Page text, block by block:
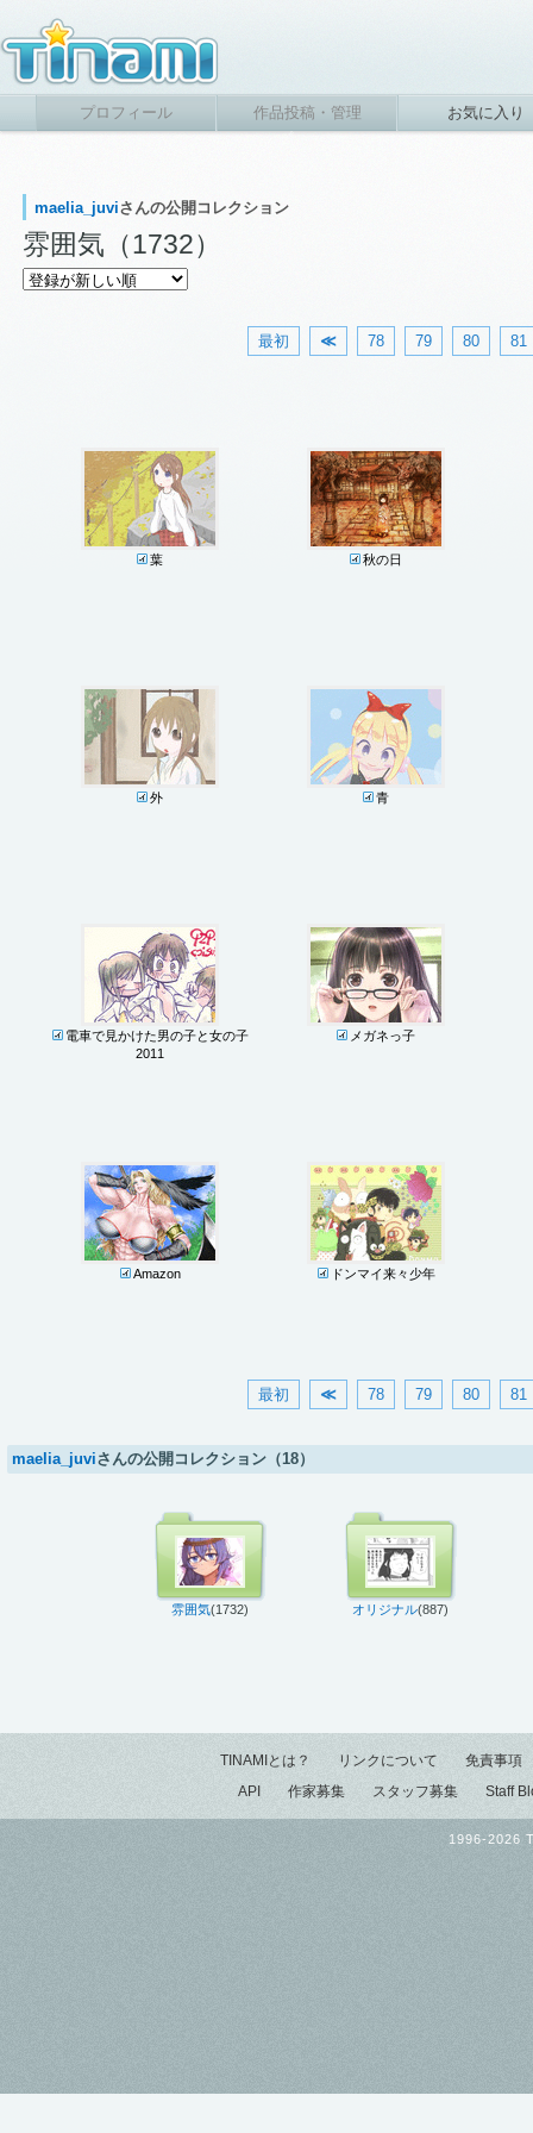
プロフィール 作品投稿・管理 お気に入り
maelia_juviさんの公開コレクション
雰囲気（1732）
最初 ≪ 78 79 80 81
葉 秋の日
外 青
電車で見かけた男の子と女の子
2011
メガネっ子
Amazon ドンマイ来々少年
最初 ≪ 78 79 80 81
maelia_juviさんの公開コレクション（18）
雰囲気(1732) オリジナル(887)
TINAMIとは？ リンクについて
免責事項
API
作家募集 スタッフ募集 Staff
1996-2026